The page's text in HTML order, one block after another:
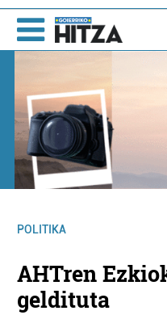
POLITIKA
AHTren
geldituta